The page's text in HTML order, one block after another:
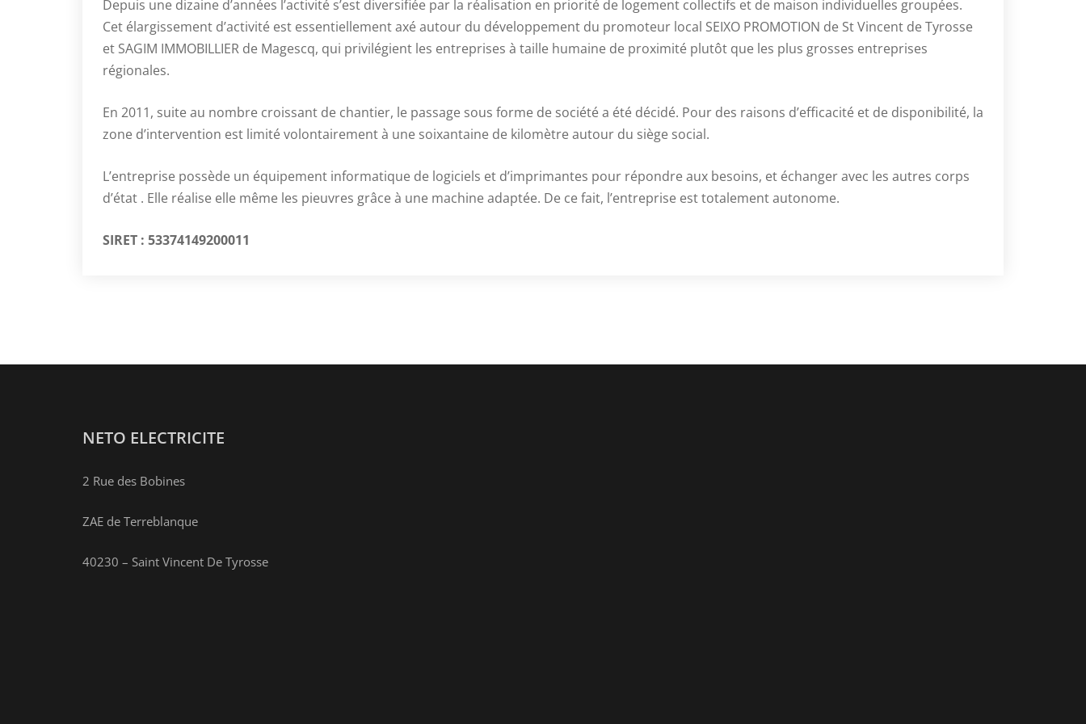
Depuis une dizaine d’années l’activité s’est diversifiée par la réalisation en priorité de logement collectifs et de maison individuelles groupées.
Cet élargissement d’activité est essentiellement axé autour du développement du promoteur local SEIXO PROMOTION de St Vincent de Tyrosse
et SAGIM IMMOBILLIER de Magescq, qui privilégient les entreprises à taille humaine de proximité plutôt que les plus grosses entreprises
régionales.
En 2011, suite au nombre croissant de chantier, le passage sous forme de société a été décidé. Pour des raisons d’efficacité et de disponibilité, la
zone d’intervention est limité volontairement à une soixantaine de kilomètre autour du siège social.
L’entreprise possède un équipement informatique de logiciels et d’imprimantes pour répondre aux besoins, et échanger avec les autres corps
d’état . Elle réalise elle même les pieuvres grâce à une machine adaptée. De ce fait, l’entreprise est totalement autonome.
SIRET : 53374149200011
NETO ELECTRICITE
2 Rue des Bobines
ZAE de Terreblanque
40230 – Saint Vincent De Tyrosse